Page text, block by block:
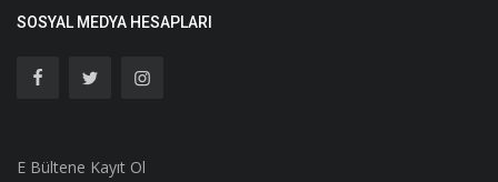
SOSYAL MEDYA HESAPLARI
E Bültene Kayıt Ol